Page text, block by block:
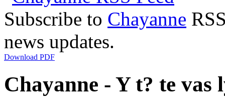
Subscribe to Chayanne
news updates.
Download PDF
Chayanne - Y t? te vas